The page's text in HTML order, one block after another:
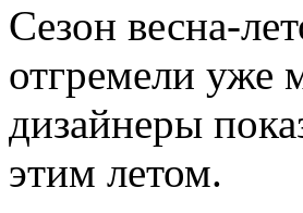
Сезон весна-
отгремели уже
дизайнеры
этим летом.